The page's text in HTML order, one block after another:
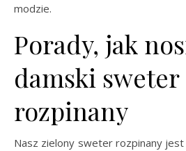
modzie.
Porady, jak
damski sweter
rozpinany
Nasz zielony sweter rozpinany